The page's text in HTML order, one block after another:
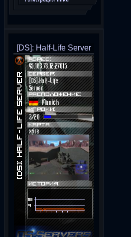
[DS]: Half-Life Server